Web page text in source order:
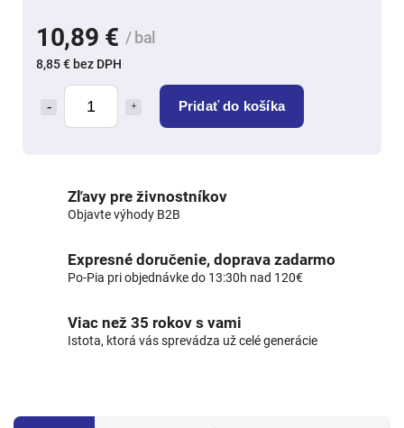
10,89 € / bal
8,85 € bez DPH
Pridať do košíka
Zľavy pre živnostníkov
Objavte výhody B2B
Expresné doručenie, doprava zadarmo
Po-Pia pri objednávke do 13:30h nad 120€
Viac než 35 rokov s vami
Istota, ktorá vás sprevádza už celé generácie